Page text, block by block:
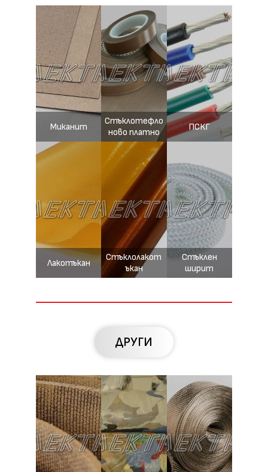
Миканит
Стъклотефло
ново платно
ПСКГ
Лакотъкан
Стъклолакот
ъкан
Стъклен
ширит
ДРУГИ